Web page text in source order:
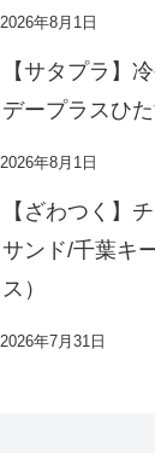
2026年8月1日
【サタプラ】
デープラスひ
2026年8月1日
【ざわつく】
サンド/千葉キ
ス）
2026年7月31日